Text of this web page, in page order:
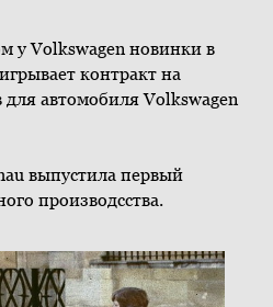
у Volkswagen новинки в
контракт на
автомобиля Volkswagen
выпустила первый
производсства.